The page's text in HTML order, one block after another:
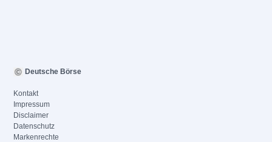
Deutsche Börse
Kontakt
Impressum
Disclaimer
Datenschutz
Markenrechte